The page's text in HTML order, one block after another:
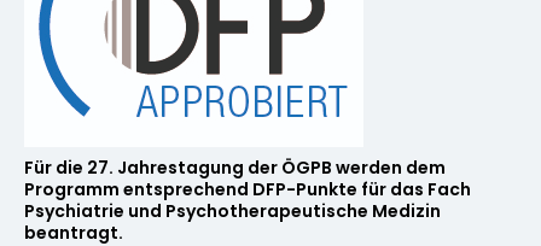
Für die 27. Jahrestagung der ÖGPB werden dem
Programm entsprechend DFP-Punkte für das Fach
Psychiatrie und Psychotherapeutische Medizin
beantragt.